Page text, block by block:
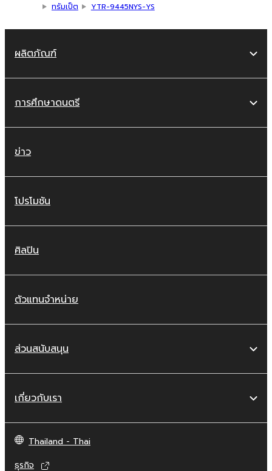
ทรัมเป็ต
YTR-9445NYS-YS
ผลิตภัณฑ์
การศึกษาดนตรี
ข่าว
โปรโมชัน
ศิลปิน
ตัวแทนจำหน่าย
ส่วนสนับสนุน
เกี่ยวกับเรา
Thailand - Thai
ธุรกิจ